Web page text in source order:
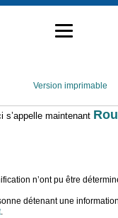
Version imprimable
s’appelle maintenant
n’ont pu être
détenant une
.